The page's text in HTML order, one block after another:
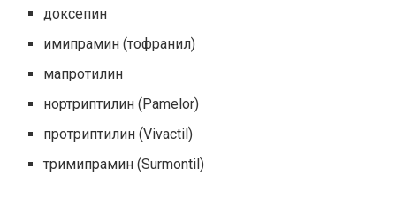
доксепин
имипрамин (тофранил)
мапротилин
нортриптилин (Pamelor)
протриптилин (Vivactil)
тримипрамин (Surmontil)